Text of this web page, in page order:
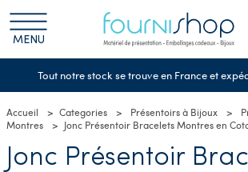
MENU
Tout notre stock se trouve en France et
Accueil Categories Présentoirs à Bijoux
Montres
Jonc Présentoir Bracelets Montres en
Jonc Présentoir